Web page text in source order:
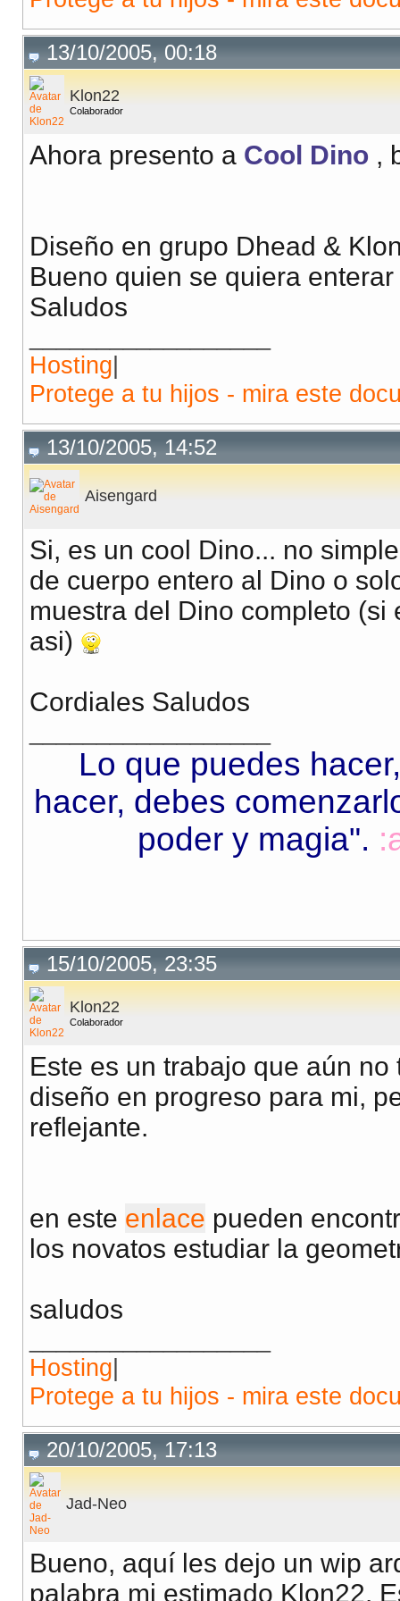
13/10/2005, 00:18
Klon22
Colaborador
Ahora presento a Cool Dino ,
Diseño en grupo Dhead &
Bueno quien se quiera
Saludos
Hosting|
Protege a tu hijos - mira este
13/10/2005, 14:52
Aisengard
Si, es un cool Dino... no
de cuerpo entero al Dino o
muestra del Dino completo
asi)
Cordiales Saludos
Lo que puedes
hacer, debes
poder y magia".
15/10/2005, 23:35
Klon22
Colaborador
Este es un trabajo que aún
diseño en progreso para mi,
reflejante.
en este enlace pueden
los novatos estudiar la
saludos
Hosting|
Protege a tu hijos - mira este
20/10/2005, 17:13
Jad-Neo
Bueno, aquí les dejo un wip
palabra mi estimado Klon22.